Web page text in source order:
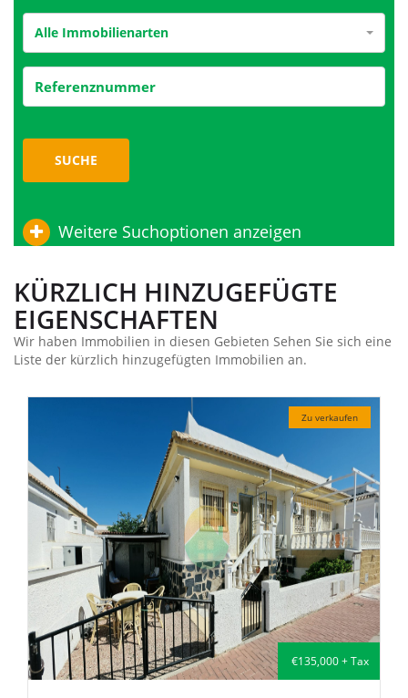
Alle Immobilienarten
SUCHE
Weitere Suchoptionen anzeigen
KÜRZLICH HINZUGEFÜGTE
EIGENSCHAFTEN
Wir haben Immobilien in diesen Gebieten Sehen Sie sich eine
Liste der kürzlich hinzugefügten Immobilien an.
€135,000 + Tax
Zu verkaufen